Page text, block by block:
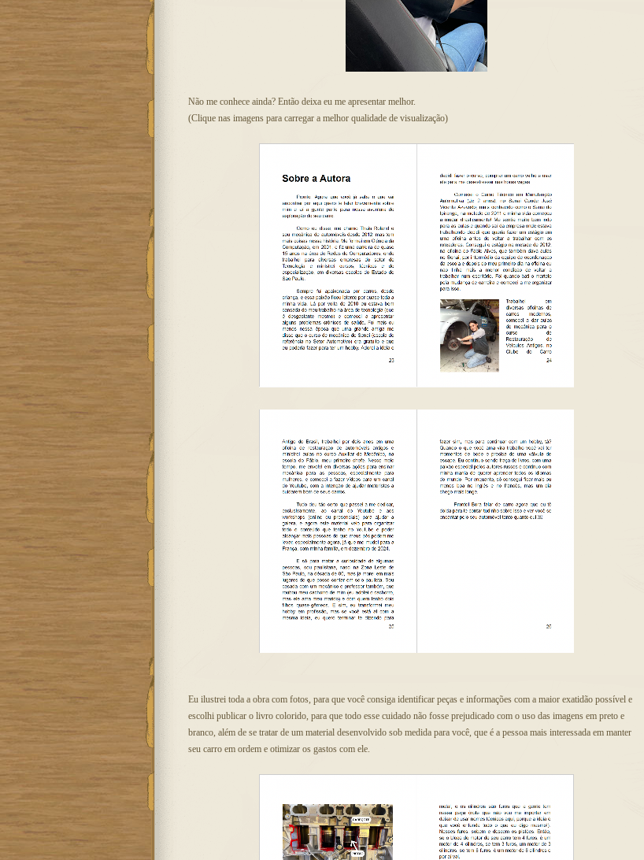
Não me conhece ainda? Então deixa eu me apresentar melhor.
(Clique nas imagens para carregar a melhor qualidade de visualização)
Eu ilustrei toda a obra com fotos, para que você consiga identificar peças e informações com a maior exatidão possível e
escolhi publicar o livro colorido, para que todo esse cuidado não fosse prejudicado com o uso das imagens em preto e
branco, além de se tratar de um material desenvolvido sob medida para você, que é a pessoa mais interessada em manter
seu carro em ordem e otimizar os gastos com ele.